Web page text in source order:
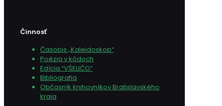
Činnosť
Časopis „Kaleidoskop“
Poézia v kódoch
Edícia “VŠELIČO”
Bibliografia
Občasník knihovníkov Bratislavského
kraja